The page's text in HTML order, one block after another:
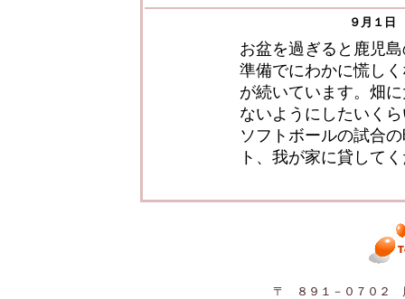
９月１
お盆を過ぎると鹿児
準備でにわかに慌し
が続いています。畑
ないようにしたいく
ソフトボールの試合
ト、我が家に貸して
〒 ８９１－０７０２